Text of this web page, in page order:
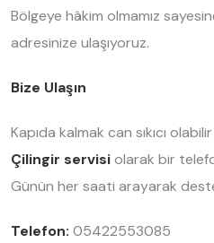
Bölgeye hâkim olmamız
adresinize ulaşıyoruz.
Bize Ulaşın
Kapıda kalmak can sıkıcı
Çilingir servisiolarak bir
Günün her saati arayarak
Telefon: 05422553085